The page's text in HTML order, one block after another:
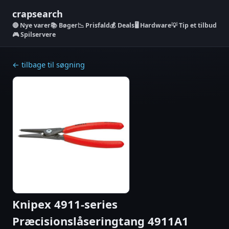
crapsearch
Nye varer📚 Bøger📉 Prisfald💰 Deals🖥️ Hardware💡 Tip et tilbud
🎮 Spilservere
← tilbage til søgning
Knipex 4911-series
Præcisionslåseringtang 4911A1